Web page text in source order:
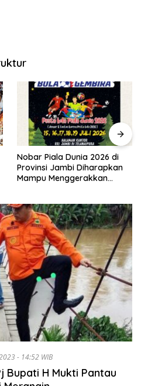
Pemkab Merangin Gelar
Diskusi Bersama Tim Pra-
Revalidasi Kawasan Geopark
- 14:52 WIB
Bupati H Mukti Pantau